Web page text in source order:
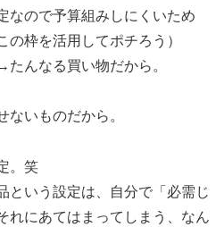
なので予算組みしにくいため
の枠を活用してポチろう）
んなる買い物だから。
いものだから。
。笑
という設定は、自分で「必需じ
れにあてはまってしまう、なん